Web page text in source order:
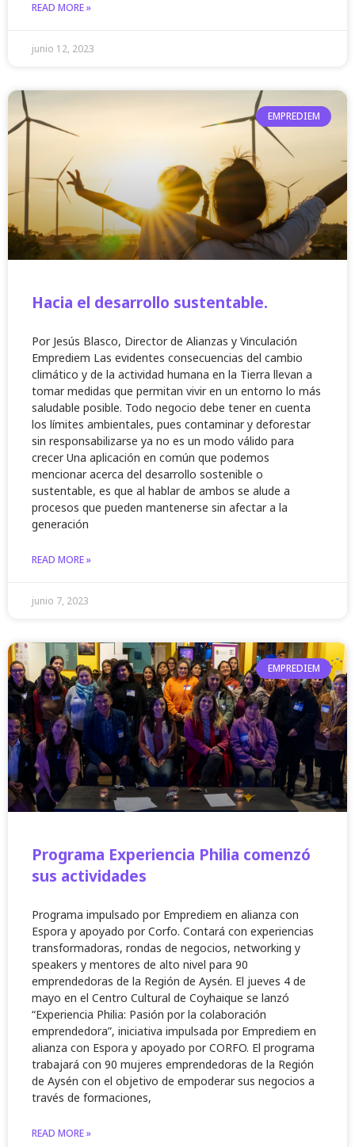
READ MORE »
junio 12, 2023
EMPREDIEM
Hacia el desarrollo sustentable.
Por Jesús Blasco, Director de Alianzas y Vinculación
Emprediem Las evidentes consecuencias del cambio
climático y de la actividad humana en la Tierra llevan a
tomar medidas que permitan vivir en un entorno lo más
saludable posible. Todo negocio debe tener en cuenta
los límites ambientales, pues contaminar y deforestar
sin responsabilizarse ya no es un modo válido para
crecer Una aplicación en común que podemos
mencionar acerca del desarrollo sostenible o
sustentable, es que al hablar de ambos se alude a
procesos que pueden mantenerse sin afectar a la
generación
READ MORE »
junio 7, 2023
EMPREDIEM
Programa Experiencia Philia comenzó
sus actividades
Programa impulsado por Emprediem en alianza con
Espora y apoyado por Corfo. Contará con experiencias
transformadoras, rondas de negocios, networking y
speakers y mentores de alto nivel para 90
emprendedoras de la Región de Aysén. El jueves 4 de
mayo en el Centro Cultural de Coyhaique se lanzó
“Experiencia Philia: Pasión por la colaboración
emprendedora”, iniciativa impulsada por Emprediem en
alianza con Espora y apoyado por CORFO. El programa
trabajará con 90 mujeres emprendedoras de la Región
de Aysén con el objetivo de empoderar sus negocios a
través de formaciones,
READ MORE »